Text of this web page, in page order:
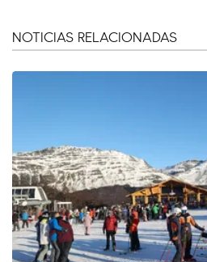
NOTICIAS RELACIONADAS